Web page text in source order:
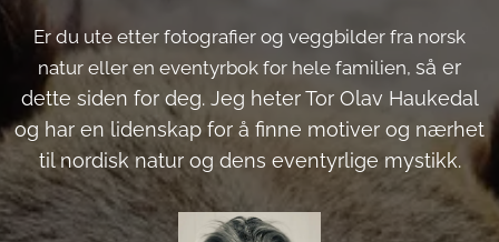
Er du ute etter fotografier og veggbilder fra norsk
natur eller en eventyrbok for hele familien, så er
dette siden for deg. Jeg heter Tor Olav Haukedal
og har en lidenskap for å finne motiver og nærhet
til nordisk natur og dens eventyrlige mystikk.